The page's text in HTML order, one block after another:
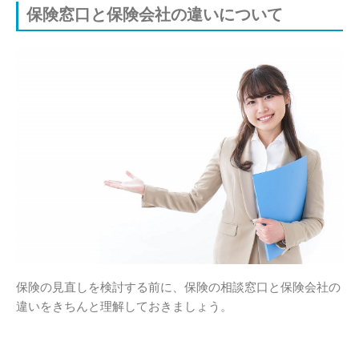
保険窓口と保険会社の違いについて
保険の見直しを検討する前に、保険の相談窓口と保険会社の
違いをきちんと理解しておきましょう。